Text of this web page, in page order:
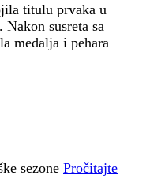
titulu prvaka u
susreta sa
medalja i pehara
sezone Pročitajte